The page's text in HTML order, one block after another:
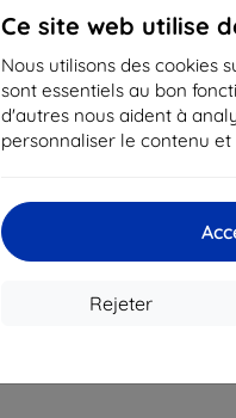
Ce site web utilise
Nous utilisons des cookies
sont essentiels au bon
d'autres nous aident à
personnaliser le contenu et
Rejeter